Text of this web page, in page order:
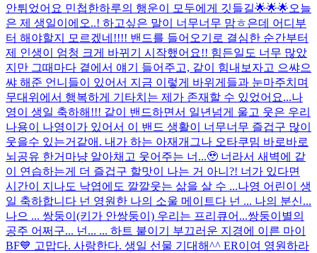
안튀었어요 민첩한하루의 행운이 모두에게 깃들길🌟🌟🌟오늘
은 제 생일이에오..! 하고싶은 말이 너무너무 맘ㅎ은데 어디부
터 해야할지 모르겠네!!!! 밴드를 들어오기로 결심한 순간부터
제 인생이 엄청 크게 바뀌기 시작했어요!! 힘든일도 너무 많았
지만 그때마다 곁에서 얘기 들어주고, 같이 힘내보자고 으쌰으
쌰 해준 언니들이 있어서 지금 이렇게 바위게들과 눈마주치며
무대위에서 행복하게 기타치는 제가 존재할 수 있었어요...나
영이 생일 축하해!!! 같이 밴드하면서 일년넘게 울고 웃은 우리
나용이 나영이가 있어서 이 밴드 생활이 너무너무 즐겁구 많이
웃을수 있는거같애. 내가 하는 아재개그나 오타쿠밈 바로바로
뇌공유 한거마냥 알아채고 웃어주는 너...🥹 너라서 새벽에 같
이 연습하는게 더 즐겁구 할맛이 나는 거 아니?! 너가 있다면
시간이 지나도 낙엽에도 깔깔웃는 삶을 살 수 ...나영 어린이 생
일 축하합니다 넌 영원한 나의 소울 메이트다 넌 ... 나의 분신...
나으 ... 쌍둥이(키가 안쌍둥이) 우리는 프리큐어...쌍둥이별의
공주 어쩌구... 넌... ... 하트 붙이기 부끄러운 지경에 이른 마이
BF💙 고맙다. 사랑한다. 생일 선물 기대해^^ ER이여 영원하라